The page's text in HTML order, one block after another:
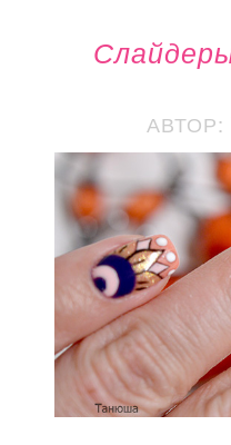
АВТОР: